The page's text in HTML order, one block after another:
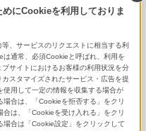
にCookieを利用しておりま
、サービスのリクエストに相当する利
通常、必須Cookieと呼ばれ、利用を
サイトにおけるお客様の利用状況を分
スタマイズされたサービス・広告を提
用して一定の情報を収集する場合が
合は、「Cookieを拒否する」をクリ
は、「Cookieを受け入れる」をクリ
合は「Cookie設定」をクリックして